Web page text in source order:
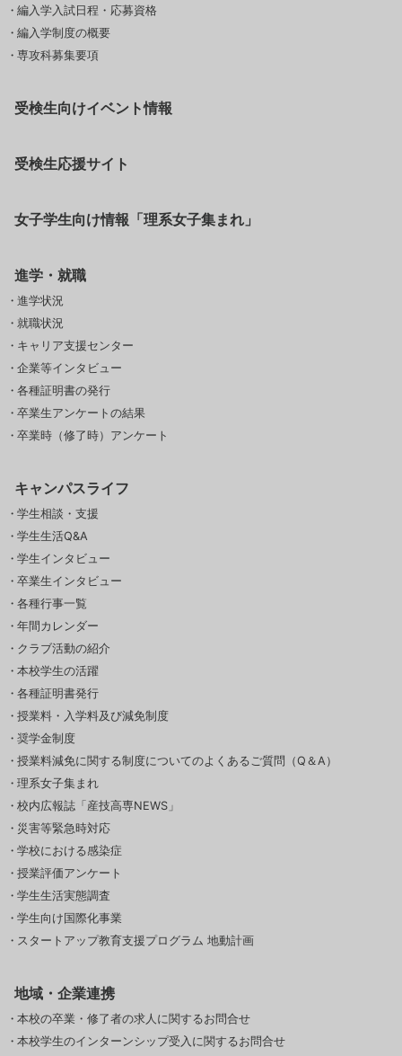
編入学入試日程・応募資格
編入学制度の概要
専攻科募集要項
受検生向けイベント情報
受検生応援サイト
女子学生向け情報「理系女子集まれ」
進学・就職
進学状況
就職状況
キャリア支援センター
企業等インタビュー
各種証明書の発行
卒業生アンケートの結果
卒業時（修了時）アンケート
キャンパスライフ
学生相談・支援
学生生活Q&A
学生インタビュー
卒業生インタビュー
各種行事一覧
年間カレンダー
クラブ活動の紹介
本校学生の活躍
各種証明書発行
授業料・入学料及び減免制度
奨学金制度
授業料減免に関する制度についてのよくあるご質問（Q＆A）
理系女子集まれ
校内広報誌「産技高専NEWS」
災害等緊急時対応
学校における感染症
授業評価アンケート
学生生活実態調査
学生向け国際化事業
スタートアップ教育支援プログラム 地動計画
地域・企業連携
本校の卒業・修了者の求人に関するお問合せ
本校学生のインターンシップ受入に関するお問合せ